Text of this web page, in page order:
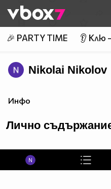
👾
🎉 PARTY TIME 👂 Клю
Nikolai Nikolov
Инфо
Лично